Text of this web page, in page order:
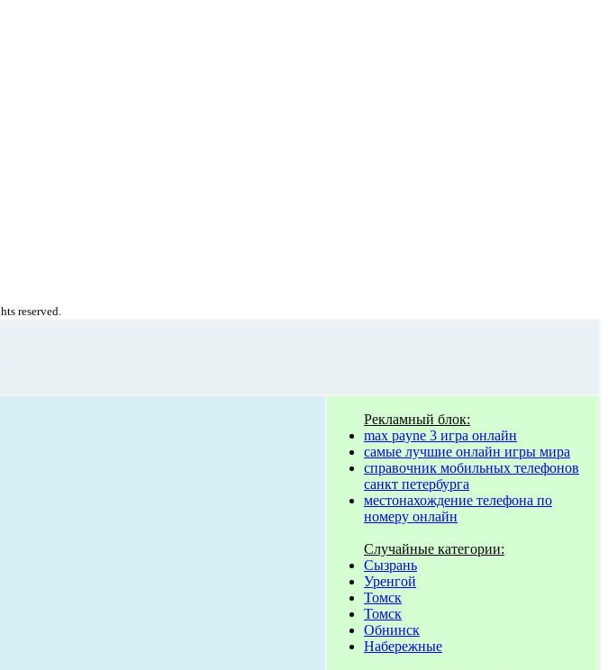
reserved.
Рекламный блок:
max payne 3 игра онлайн
самые лучшие онлайн игры мира
справочник мобильных телефонов
санкт петербурга
местонахождение телефона по
номеру онлайн
Случайные категории:
Сызрань
Уренгой
Томск
Томск
Обнинск
Набережные